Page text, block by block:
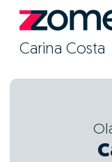
Carina Costa